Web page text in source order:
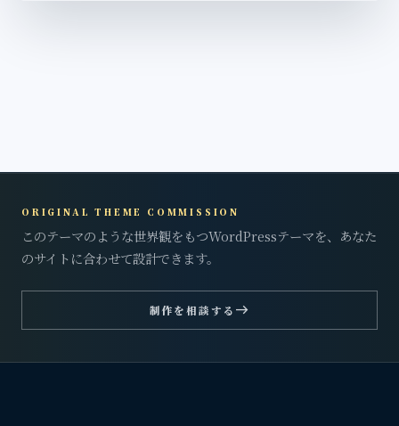
ORIGINAL THEME COMMISSION
このテーマのような世界観をもつWordPressテーマを、あなた
のサイトに合わせて設計できます。
制作を相談する east